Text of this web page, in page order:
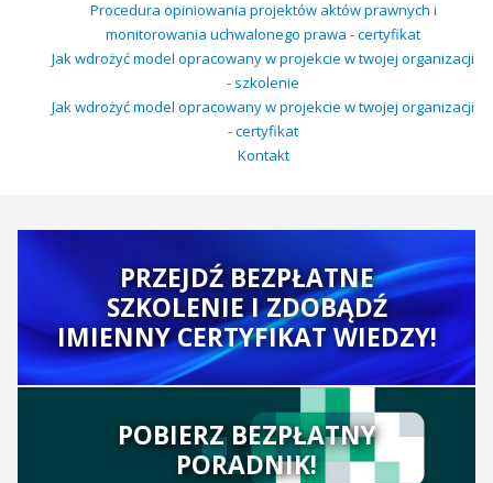
Procedura opiniowania projektów aktów prawnych i
monitorowania uchwalonego prawa - certyfikat
Jak wdrożyć model opracowany w projekcie w twojej organizacji
- szkolenie
Jak wdrożyć model opracowany w projekcie w twojej organizacji
- certyfikat
Kontakt
PRZEJDŹ BEZPŁATNE
SZKOLENIE I ZDOBĄDŹ
IMIENNY CERTYFIKAT WIEDZY!
POBIERZ BEZPŁATNY
PORADNIK!